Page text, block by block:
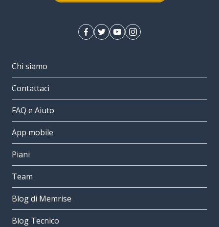
Chi siamo
Contattaci
FAQ e Aiuto
App mobile
Piani
Team
Blog di Memrise
Blog Tecnico